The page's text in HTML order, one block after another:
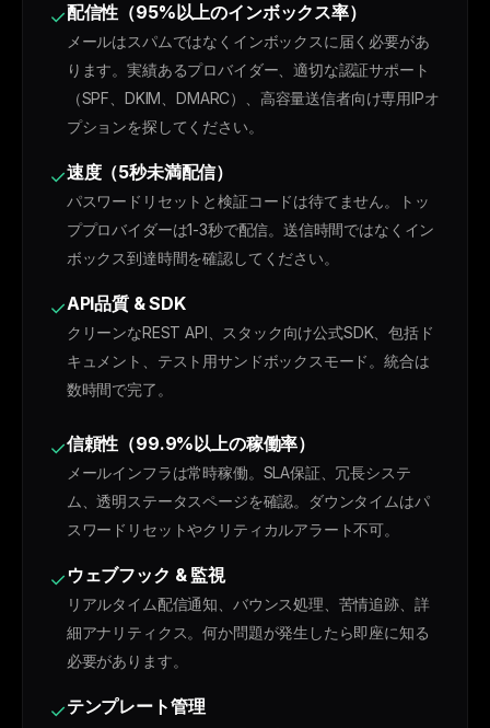
✓配信性（95%以上のインボックス率）
メールはスパムではなくインボックスに届く必要があ
ります。実績あるプロバイダー、適切な認証サポート
（SPF、DKIM、DMARC）、高容量送信者向け専用IPオ
プションを探してください。
✓速度（5秒未満配信）
パスワードリセットと検証コードは待てません。トッ
ププロバイダーは1-3秒で配信。送信時間ではなくイン
ボックス到達時間を確認してください。
✓API品質 & SDK
クリーンなREST API、スタック向け公式SDK、包括ド
キュメント、テスト用サンドボックスモード。統合は
数時間で完了。
✓信頼性（99.9%以上の稼働率）
メールインフラは常時稼働。SLA保証、冗長システ
ム、透明ステータスページを確認。ダウンタイムはパ
スワードリセットやクリティカルアラート不可。
✓ ウェブフック & 監視
リアルタイム配信通知、バウンス処理、苦情追跡、詳
細アナリティクス。何か問題が発生したら即座に知る
必要があります。
✓テンプレート管理